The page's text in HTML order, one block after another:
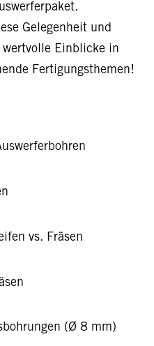
Gelegenheit und
wertvolle Einblicke in
Fertigungsthemen!
vs. Fräsen
(Ø 8 mm)